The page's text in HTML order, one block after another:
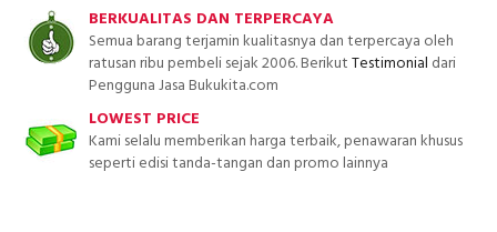
BERKUALITAS DAN TERPERCAYA
Semua barang terjamin kualitasnya dan terpercaya oleh
ratusan ribu pembeli sejak 2006. BerikutTestimonial dari
Pengguna Jasa Bukukita.com
LOWEST PRICE
Kami selalu memberikan harga terbaik, penawaran khusus
seperti edisi tanda-tangan dan promo lainnya